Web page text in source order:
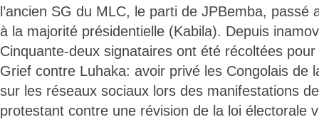
l’ancien SG du MLC, le parti de JPBemba, passé
à la majorité présidentielle (Kabila). Depuis
Cinquante-deux signataires ont été récoltées
Grief contre Luhaka: avoir privé les Congolais de
sur les réseaux sociaux lors des manifestations
protestant contre une révision de la loi électorale